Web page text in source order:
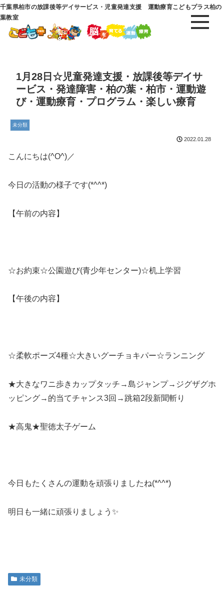
千葉県柏市の放課後等デイサービス・児童発達支援 運動療育こどもプラス柏の
葉教室
1月28日☆児童発達支援・放課後等デイサ
ービス・発達障害・柏の葉・柏市・運動遊
び・運動療育・プログラム・楽しい療育
未分類
2022.01.28
こんにちは(^O^)／
今日の活動の様子です(*^^*)
【午前の内容】
☆お約束☆公園遊び(青少年センター)☆机上学習
【午後の内容】
☆柔軟ポーズ4種☆大きいグーチョキパー☆ランニング
★大きなワニ歩きカップタッチ→島ジャンプ→ジグザグホ
ッピング→的当てチャンス3回→跳箱2段新聞斬り
★高鬼★聖徳太子ゲーム
今日もたくさんの運動を頑張りましたね(*^^*)
明日も一緒に頑張りましょう✨
未分類